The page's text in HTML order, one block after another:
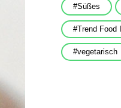
Süßes
Trend Food
vegetarisch